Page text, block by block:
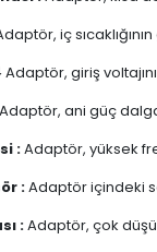
iç
Adaptör, giriş
ani güç
:Adaptör, yüksek
:Adaptör içindeki
:Adaptör, çok